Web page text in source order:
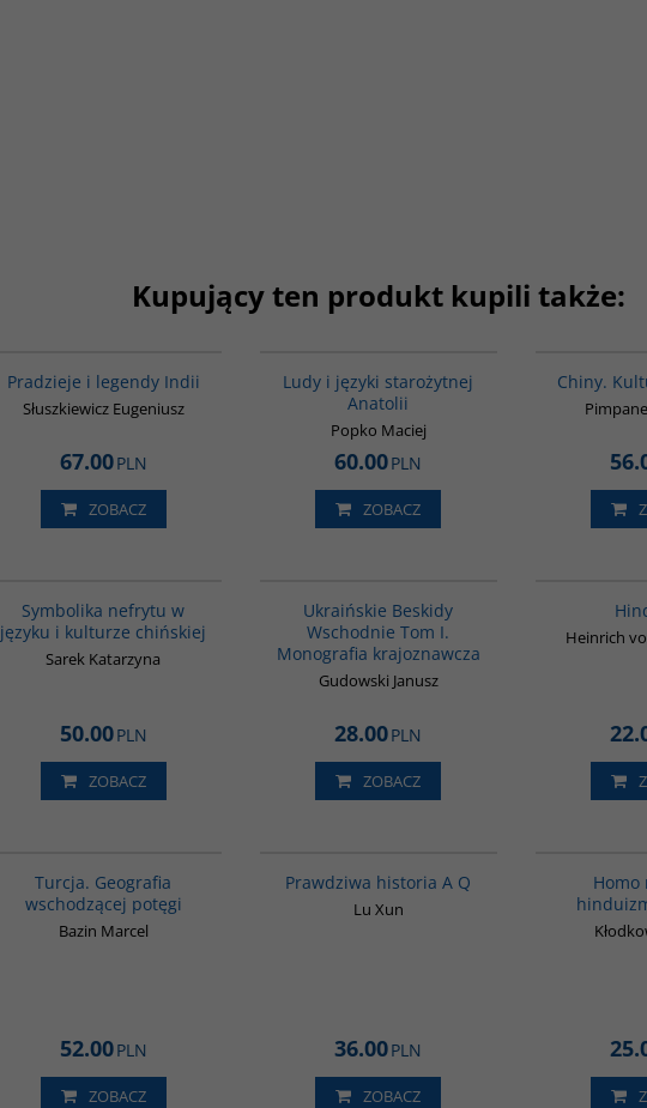
Kupujący ten produkt kupili także:
Pradzieje i legendy Indii
Słuszkiewicz Eugeniusz
67.00PLN
ZOBACZ
Ludy i języki starożytnej
Anatolii
Popko Maciej
60.00PLN
ZOBACZ
Chiny.
Symbolika nefrytu w
języku i kulturze chińskiej
Sarek Katarzyna
50.00PLN
ZOBACZ
Ukraińskie Beskidy
Wschodnie Tom I.
Monografia krajoznawcza
Gudowski Janusz
28.00PLN
ZOBACZ
Heinrich
Turcja. Geografia
wschodzącej potęgi
Bazin Marcel
52.00PLN
ZOBACZ
Prawdziwa historia A Q
Lu Xun
36.00PLN
ZOBACZ
Homo